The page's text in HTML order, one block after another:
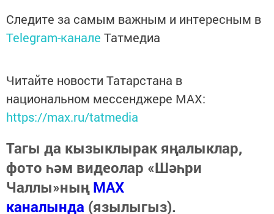
Следите за самым важным и интересным в
Telegram-канале Татмедиа
Читайте новости Татарстана в
национальном мессенджере MАХ:
https://max.ru/tatmedia
Тагы да кызыклырак яңалыклар,
фото һәм видеолар «Шәһри
Чаллы»ныңMAX
каналында (язылыгыз).